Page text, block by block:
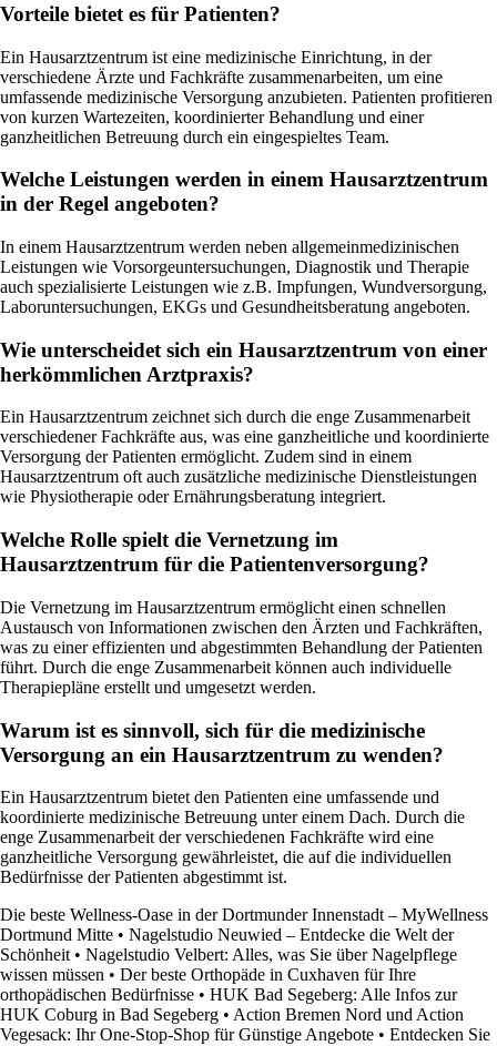
Vorteile bietet es für Patienten?
Ein Hausarztzentrum ist eine medizinische Einrichtung, in der
verschiedene Ärzte und Fachkräfte zusammenarbeiten, um eine
umfassende medizinische Versorgung anzubieten. Patienten profitieren
von kurzen Wartezeiten, koordinierter Behandlung und einer
ganzheitlichen Betreuung durch ein eingespieltes Team.
Welche Leistungen werden in einem Hausarztzentrum
in der Regel angeboten?
In einem Hausarztzentrum werden neben allgemeinmedizinischen
Leistungen wie Vorsorgeuntersuchungen, Diagnostik und Therapie
auch spezialisierte Leistungen wie z.B. Impfungen, Wundversorgung,
Laboruntersuchungen, EKGs und Gesundheitsberatung angeboten.
Wie unterscheidet sich ein Hausarztzentrum von einer
herkömmlichen Arztpraxis?
Ein Hausarztzentrum zeichnet sich durch die enge Zusammenarbeit
verschiedener Fachkräfte aus, was eine ganzheitliche und koordinierte
Versorgung der Patienten ermöglicht. Zudem sind in einem
Hausarztzentrum oft auch zusätzliche medizinische Dienstleistungen
wie Physiotherapie oder Ernährungsberatung integriert.
Welche Rolle spielt die Vernetzung im
Hausarztzentrum für die Patientenversorgung?
Die Vernetzung im Hausarztzentrum ermöglicht einen schnellen
Austausch von Informationen zwischen den Ärzten und Fachkräften,
was zu einer effizienten und abgestimmten Behandlung der Patienten
führt. Durch die enge Zusammenarbeit können auch individuelle
Therapiepläne erstellt und umgesetzt werden.
Warum ist es sinnvoll, sich für die medizinische
Versorgung an ein Hausarztzentrum zu wenden?
Ein Hausarztzentrum bietet den Patienten eine umfassende und
koordinierte medizinische Betreuung unter einem Dach. Durch die
enge Zusammenarbeit der verschiedenen Fachkräfte wird eine
ganzheitliche Versorgung gewährleistet, die auf die individuellen
Bedürfnisse der Patienten abgestimmt ist.
Die beste Wellness-Oase in der Dortmunder Innenstadt – MyWellness
Dortmund Mitte • Nagelstudio Neuwied – Entdecke die Welt der
Schönheit • Nagelstudio Velbert: Alles, was Sie über Nagelpflege
wissen müssen • Der beste Orthopäde in Cuxhaven für Ihre
orthopädischen Bedürfnisse • HUK Bad Segeberg: Alle Infos zur
HUK Coburg in Bad Segeberg • Action Bremen Nord und Action
Vegesack: Ihr One-Stop-Shop für Günstige Angebote • Entdecken Sie